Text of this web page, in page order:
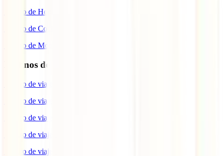
Seguro de Hogar
Seguro de Coche
Seguro de Moto
Destinos de interés
Seguro de viaje a EEUU
Seguro de viaje a Indonesia
Seguro de viaje a Marruecos
Seguro de viaje a Reino Unido
Seguro de viaje a México